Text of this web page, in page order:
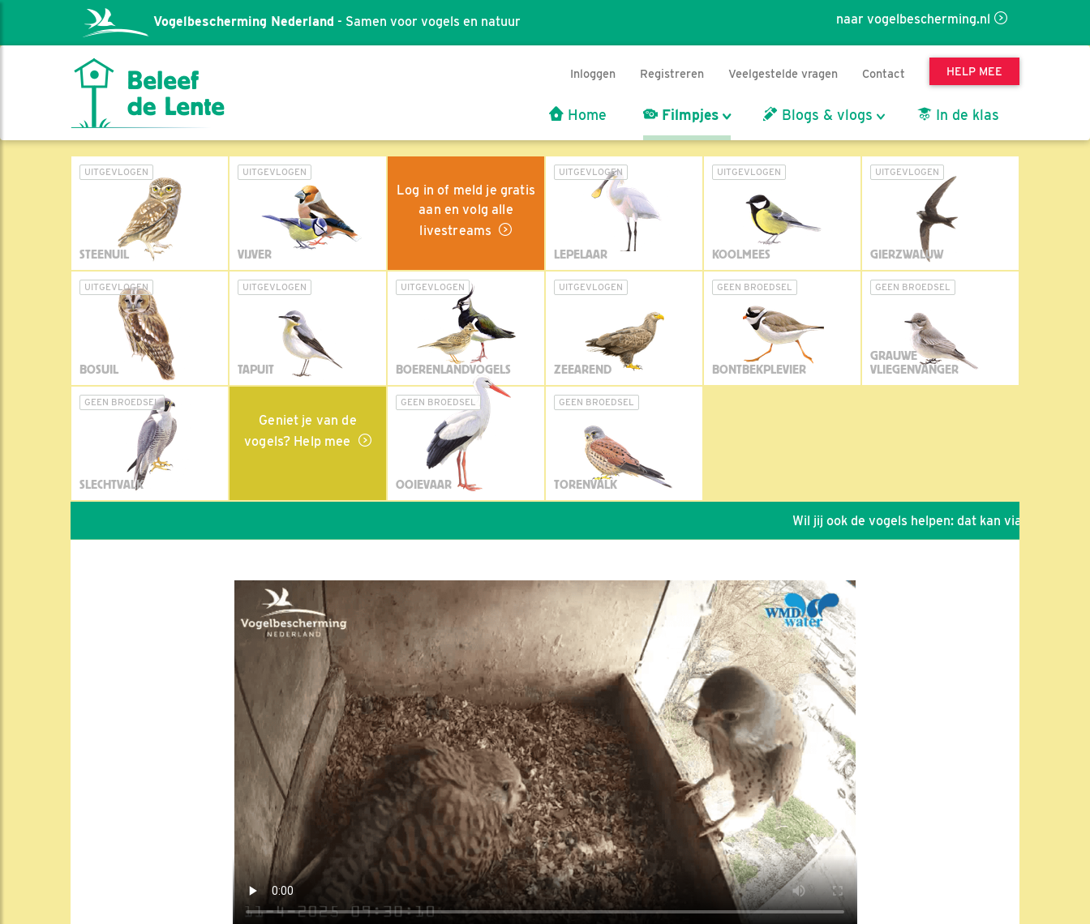
naar vogelbescherming.nl
Vogelbescherming Nederland - Samen voor vogels en natuur
Inloggen Registreren Veelgestelde vragen Contact HELP MEE
Home Filmpjes Blogs & vlogs In de klas
UITGEVLOGEN
STEENUIL
UITGEVLOGEN
VIJVER
Log in of meld je gratis
aan en volg alle
livestreams
UITGEVLOGEN
LEPELAAR
UITGEVLOGEN
KOOLMEES
UITGEVLOGEN
GIERZWALUW
UITGEVLOGEN
BOSUIL
UITGEVLOGEN
TAPUIT
UITGEVLOGEN
BOERENLANDVOGELS
UITGEVLOGEN
ZEEAREND
GEEN BROEDSEL
BONTBEKPLEVIER
GEEN BROEDSEL
GRAUWE
VLIEGENVANGER
GEEN BROEDSEL
SLECHTVALK
Geniet je van de
vogels? Help mee
GEEN BROEDSEL
OOIEVAAR
GEEN BROEDSEL
TORENVALK
Wil jij ook de vogels helpen: dat kan via de link!